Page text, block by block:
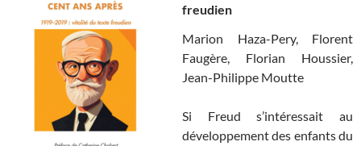
freudien
Marion Haza-Pery, Florent
Faugère, Florian Houssier,
Jean-Philippe Moutte
Si Freud s’intéressait au
développement des enfants du